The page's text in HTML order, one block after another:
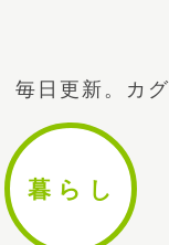
毎日更新。カ
暮ら し